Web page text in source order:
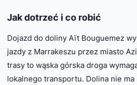
Jak dotrzeć i co robić
Dojazd do doliny Aït Bouguemez
jazdy z Marrakeszu przez miasto
trasy to wąska górska droga
lokalnego transportu. Dolina nie